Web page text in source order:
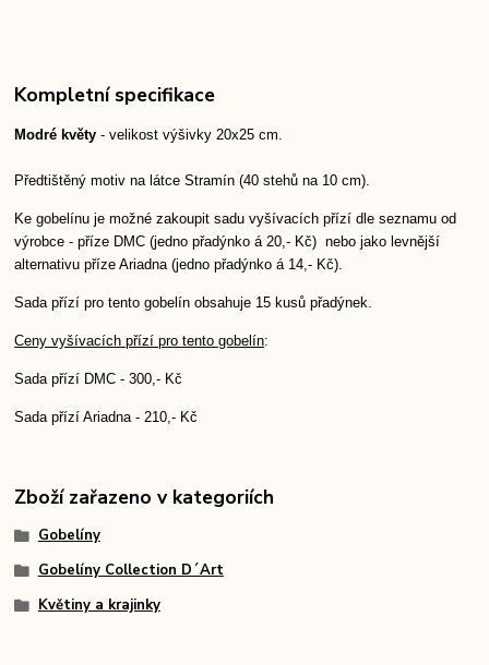
Kompletní specifikace
Modré květy - velikost výšivky 20x25 cm.
Předtištěný motiv na látce Stramín (40 stehů na 10 cm).
Ke gobelínu je možné zakoupit sadu vyšívacích přízí dle seznamu od
výrobce - příze DMC (jedno přadýnko á 20,- Kč) nebo jako levnější
alternativu příze Ariadna (jedno přadýnko á 14,- Kč).
Sada přízí pro tento gobelín obsahuje 15 kusů přadýnek.
Ceny vyšívacích přízí pro tento gobelín:
Sada přízí DMC - 300,- Kč
Sada přízí Ariadna - 210,- Kč
Zboží zařazeno v kategoriích
Gobelíny
Gobelíny Collection D´Art
Květiny a krajinky